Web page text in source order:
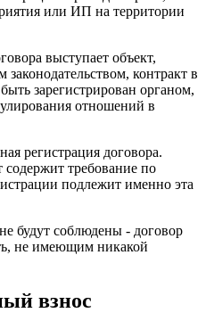
или ИП на территории
выступает объект,
контракт в
зарегистрирован органом,
отношений в
регистрация договора.
содержит требование по
подлежит именно эта
будут соблюдены - договор
не имеющим никакой
взнос